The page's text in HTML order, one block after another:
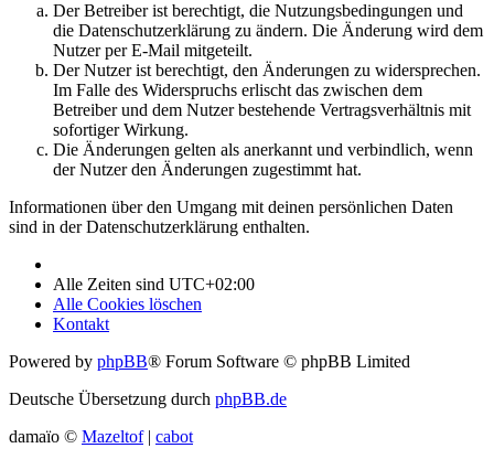
Der Betreiber ist berechtigt, die Nutzungsbedingungen und
die Datenschutzerklärung zu ändern. Die Änderung wird dem
Nutzer per E-Mail mitgeteilt.
Der Nutzer ist berechtigt, den Änderungen zu widersprechen.
Im Falle des Widerspruchs erlischt das zwischen dem
Betreiber und dem Nutzer bestehende Vertragsverhältnis mit
sofortiger Wirkung.
Die Änderungen gelten als anerkannt und verbindlich, wenn
der Nutzer den Änderungen zugestimmt hat.
Informationen über den Umgang mit deinen persönlichen Daten
sind in der Datenschutzerklärung enthalten.
Alle Zeiten sind UTC+02:00
Alle Cookies löschen
Kontakt
Powered by phpBB® Forum Software © phpBB Limited
Deutsche Übersetzung durch phpBB.de
damaïo © Mazeltof| cabot